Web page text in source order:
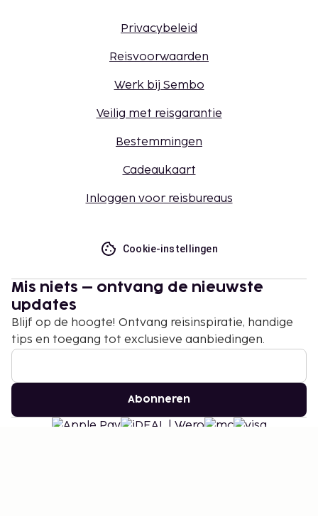
Privacybeleid
Reisvoorwaarden
Werk bij Sembo
Veilig met reisgarantie
Bestemmingen
Cadeaukaart
Inloggen voor reisbureaus
Cookie-instellingen
Mis niets – ontvang de nieuwste
updates
Blijf op de hoogte! Ontvang reisinspiratie, handige
tips en toegang tot exclusieve aanbiedingen.
Abonneren